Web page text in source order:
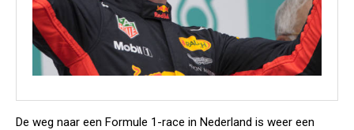
De weg naar een Formule 1-race in Nederland is weer een